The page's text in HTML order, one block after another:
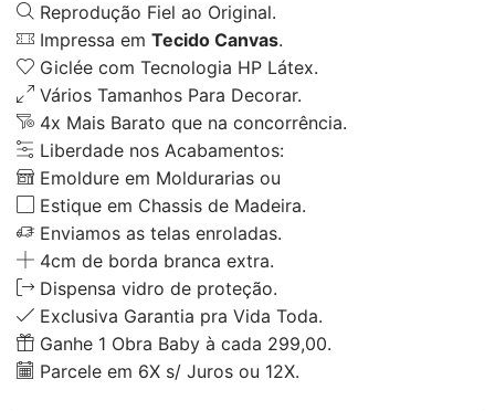
Reprodução Fiel ao Original.
Impressa em Tecido Canvas.
Giclée com Tecnologia HP Látex.
Vários Tamanhos Para Decorar.
4x Mais Barato que na concorrência.
Liberdade nos Acabamentos:
Emoldure em Moldurarias ou
Estique em Chassis de Madeira.
Enviamos as telas enroladas.
4cm de borda branca extra.
Dispensa vidro de proteção.
Exclusiva Garantia pra Vida Toda.
Ganhe 1 Obra Baby à cada 299,00.
Parcele em 6X s/ Juros ou 12X.